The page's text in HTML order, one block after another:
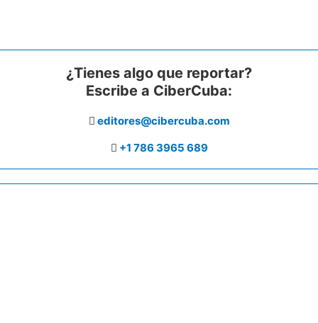
¿Tienes algo que reportar?
Escribe a CiberCuba:
editores@cibercuba.com
+1 786 3965 689